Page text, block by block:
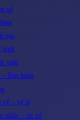
sở
sạn
sinh
viện
Bán hàng
vệ – vệ sĩ
nhận – tài xế